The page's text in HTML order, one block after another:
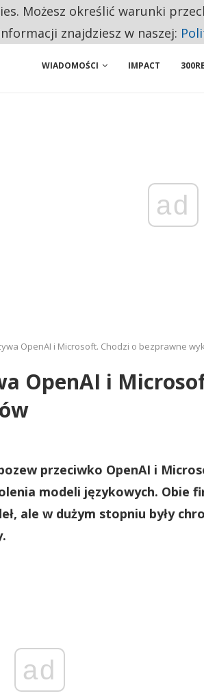
PRZEZNACZAJĄ NA PODSTAWOWE
WIADOMOŚCI IMPACT
ad
OpenAI i Microsoft. Chodzi o bezprawne
OpenAI i
przeciwko OpenAI i
modeli językowych. Obie
ale w dużym stopniu były
ad
Możesz określić warunki
znajdziesz w naszej: